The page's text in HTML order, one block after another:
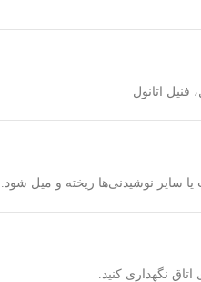
فنیل اتانول
نگهداری کنید.